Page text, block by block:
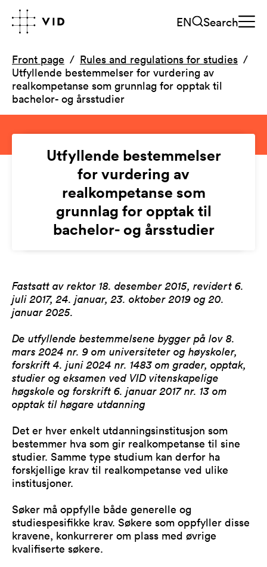
EN Search
Front page
Rules and regulations for studies
Utfyllende bestemmelser for vurdering av
realkompetanse som grunnlag for opptak til
bachelor- og årsstudier
Utfyllende bestemmelser
for vurdering av
realkompetanse som
grunnlag for opptak til
bachelor- og årsstudier
Fastsatt av rektor 18. desember 2015, revidert 6.
juli 2017, 24. januar, 23. oktober 2019 og 20.
januar 2025.
De utfyllende bestemmelsene bygger på lov 8.
mars 2024 nr. 9 om universiteter og høyskoler,
forskrift 4. juni 2024 nr. 1483 om grader, opptak,
studier og eksamen ved VID vitenskapelige
høgskole og forskrift 6. januar 2017 nr. 13 om
opptak til høgare utdanning
Det er hver enkelt utdanningsinstitusjon som
bestemmer hva som gir realkompetanse til sine
studier. Samme type studium kan derfor ha
forskjellige krav til realkompetanse ved ulike
institusjoner.
Søker må oppfylle både generelle og
studiespesifikke krav. Søkere som oppfyller disse
kravene, konkurrerer om plass med øvrige
kvalifiserte søkere.